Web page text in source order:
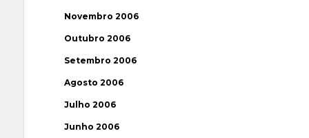
Novembro 2006
Outubro 2006
Setembro 2006
Agosto 2006
Julho 2006
Junho 2006